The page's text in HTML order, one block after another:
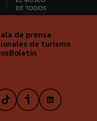
de prensa
de turismo
Boletín
iVooxLinkedIn